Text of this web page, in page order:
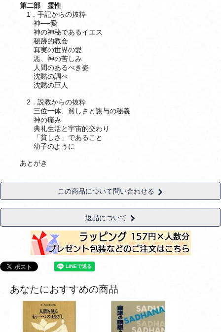
第二部 霊性
1．手記からの抜粋
神──愛
神の神秘であるイエス
秘跡的教会
真実の世界の愛
悪、神の苦しみ
人間のあるべき姿
沈黙の調べ
沈黙の巨人
2．説教からの抜粋
三位一体、貧しさと譲与の秘義
神の痛み
典礼生活と宇宙的交わり
「貧しさ」であること
幼子のように
あとがき
この商品について問い合わせる
返品について
あなたにおすすめの商品